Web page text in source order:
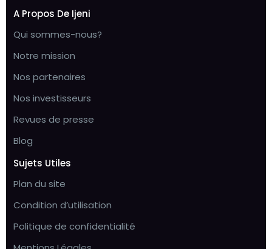
A Propos De Ijeni
Qui sommes-nous?
Notre mission
Nos partenaires
Nos investisseurs
Revues de presse
Blog
Sujets Utiles
Plan du site
Condition d’utilisation
Politique de confidentialité